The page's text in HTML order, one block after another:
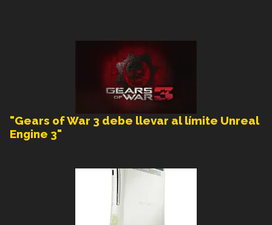
"Gears of War 3 debe llevar al límite Unreal
Engine 3"